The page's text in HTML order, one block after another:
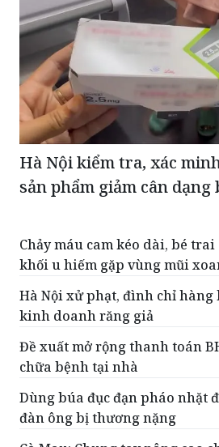
Hà Nội kiểm tra, xác
sản phẩm giảm cân
Chảy máu cam kéo dài, bé
Hà Nội xử phạt, đình chỉ hàng
kinh doanh răng giả
Đề xuất mở rộng thanh toán
chữa bệnh tại nhà
Dùng búa đục đạn pháo nhặt
đàn ông bị thương nặng
Cà Mau: Chung tay nâng cao
sức khỏe người cao tuổi